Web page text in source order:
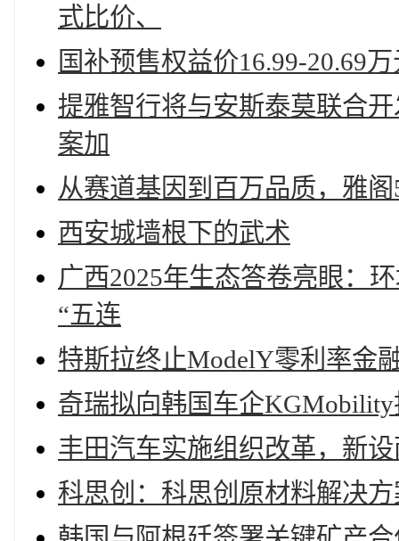
式比价、
国补预售权益价16.99-20.69
提雅智行将与安斯泰莫联合
案加
从赛道基因到百万品质，雅
西安城墙根下的武术
广西2025年生态答卷亮眼：
“五连
特斯拉终止ModelY零利率金
奇瑞拟向韩国车企KGMobility
丰田汽车实施组织改革，新
科思创：科思创原材料解决